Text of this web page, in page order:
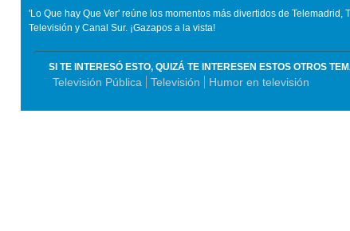
'Lo Que hay Que Ver' reúne los momentos más divertidos de Telemadrid,
Televisión y Canal Sur. ¡Gazapos a la vista!
SI TE INTERESÓ ESTO, QUIZÁ TE INTERESEN ESTOS OTROS
Televisión Pública Televisión Humor en televisión